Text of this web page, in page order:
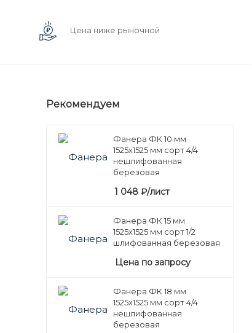
Цена ниже рыночной
Рекомендуем
Фанера ФК 10 мм
1525х1525 мм сорт 4/4
нешлифованная
березовая
1 048 ₽/лист
Фанера ФК 15 мм
1525х1525 мм сорт 1/2
шлифованная березовая
Цена по запросу
Фанера ФК 18 мм
1525х1525 мм сорт 4/4
нешлифованная
березовая